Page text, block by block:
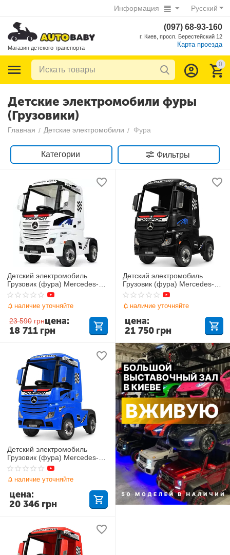
Русский
Информация
Магазин детского транспорта
(097) 68-93-160
г. Киев, просп. Берестейский 12
Карта проезда
0
Детские электромобили фуры
(Грузовики)
Главная / Детские электромобили / Фура
Категории Фильтры
Детский электромобиль
Грузовик (фура) Mercedes-
Benz Actros M 4208EBLR-1
наличие уточняйте
23 590 грн
18 711 грн
цена:
Детский электромобиль
Грузовик (фура) Mercedes-
Benz Actros m 4208EBLR-2
наличие уточняйте
21 750 грн
цена:
Детский электромобиль
Грузовик (фура) Mercedes-
Benz Actros M 4208EBLR-4
наличие уточняйте
20 346 грн
цена: